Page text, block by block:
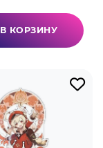
В КОРЗИНУ